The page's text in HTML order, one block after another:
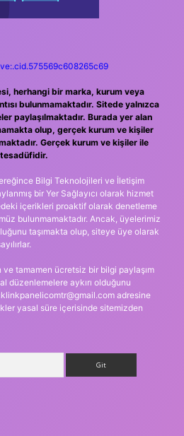
herhangi bir marka, kurum veya
bulunmamaktadır. Sitede yalnızca
paylaşılmaktadır. Burada yer alan
olup, gerçek kurum ve kişiler
Gerçek kurum ve kişiler ile
Bilgi Teknolojileri ve İletişim
bir Yer Sağlayıcı olarak hizmet
içerikleri proaktif olarak denetleme
bulunmamaktadır. Ancak, üyelerimiz
taşımakta olup, siteye üye olarak
ve tamamen ücretsiz bir bilgi paylaşım
düzenlemelere aykırı olduğunu
adresine
yasal süre içerisinde sitemizden